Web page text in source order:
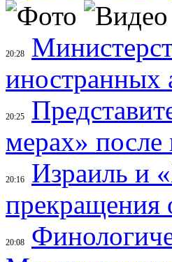
20:28
иностранных
20:25
мерах» после
20:16
Израиль и
прекращения
20:08